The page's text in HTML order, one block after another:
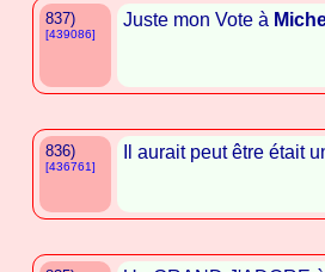
837)
[439086]
Juste mon Vote à
836)
[436761]
Il aurait peut être était